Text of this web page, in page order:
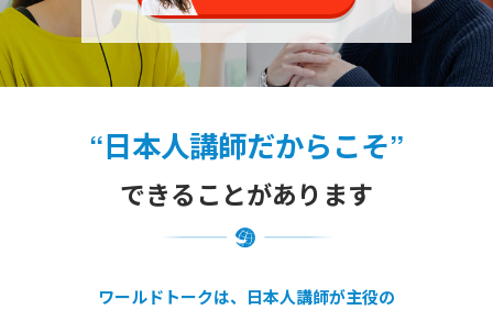
“日本人講師だからこそ”
できることがあります
ワールドトークは、日本人講師が主役の